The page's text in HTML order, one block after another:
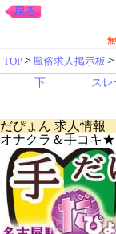
戻る
無
TOP> 風俗求人掲示板 >
下 スレ
だぴょん 求人情報
オナクラ＆手コキ